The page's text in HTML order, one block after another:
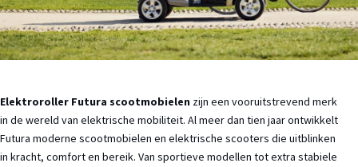
Elektroroller Futura scootmobielen zijn een vooruitstrevend merk
in de wereld van elektrische mobiliteit. Al meer dan tien jaar ontwikkelt
Futura moderne scootmobielen en elektrische scooters die uitblinken
in kracht, comfort en bereik. Van sportieve modellen tot extra stabiele